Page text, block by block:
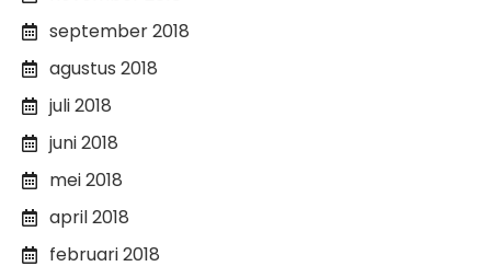
september 2018
agustus 2018
juli 2018
juni 2018
mei 2018
april 2018
februari 2018